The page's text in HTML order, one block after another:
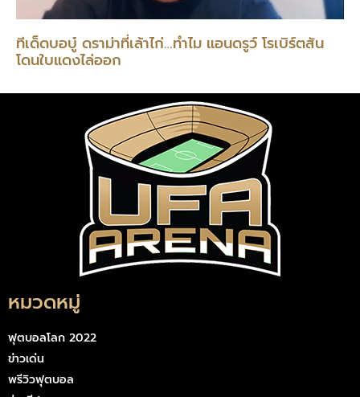
ทีเด็ดบอบู๋ ดราม่าที่เล้าไก่…ทำไม แอนดรูว์ โรเบิร์ตสัน
โดนใบแดงไล่ออก
หมวดหมู่
ฟุตบอลโลก 2022
ข่าวเด่น
พรีวิวฟุตบอล